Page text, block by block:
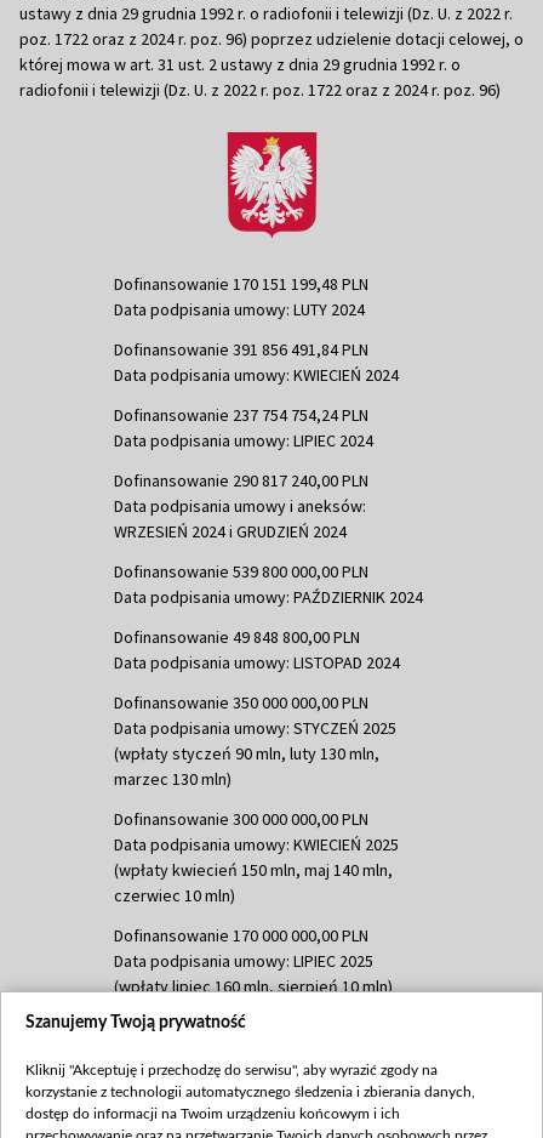
ustawy z dnia 29 grudnia 1992 r. o radiofonii i telewizji (Dz. U. z 2022 r.
poz. 1722 oraz z 2024 r. poz. 96) poprzez udzielenie dotacji celowej, o
której mowa w art. 31 ust. 2 ustawy z dnia 29 grudnia 1992 r. o
radiofonii i telewizji (Dz. U. z 2022 r. poz. 1722 oraz z 2024 r. poz. 96)
Dofinansowanie 170 151 199,48 PLN
Data podpisania umowy: LUTY 2024
Dofinansowanie 391 856 491,84 PLN
Data podpisania umowy: KWIECIEŃ 2024
Dofinansowanie 237 754 754,24 PLN
Data podpisania umowy: LIPIEC 2024
Dofinansowanie 290 817 240,00 PLN
Data podpisania umowy i aneksów:
WRZESIEŃ 2024 i GRUDZIEŃ 2024
Dofinansowanie 539 800 000,00 PLN
Data podpisania umowy: PAŹDZIERNIK 2024
Dofinansowanie 49 848 800,00 PLN
Data podpisania umowy: LISTOPAD 2024
Dofinansowanie 350 000 000,00 PLN
Data podpisania umowy: STYCZEŃ 2025
(wpłaty styczeń 90 mln, luty 130 mln,
marzec 130 mln)
Dofinansowanie 300 000 000,00 PLN
Data podpisania umowy: KWIECIEŃ 2025
(wpłaty kwiecień 150 mln, maj 140 mln,
czerwiec 10 mln)
Dofinansowanie 170 000 000,00 PLN
Data podpisania umowy: LIPIEC 2025
(wpłaty lipiec 160 mln, sierpień 10 mln)
Dofinansowanie 60 000 000,00 PLN
(wpłata wrzesień 60 mln)
Dofinansowanie 635 783 051,21 PLN
Szanujemy Twoją prywatność
Kliknij "Akceptuję i przechodzę do serwisu", aby wyrazić zgody na
korzystanie z technologii automatycznego śledzenia i zbierania danych,
dostęp do informacji na Twoim urządzeniu końcowym i ich